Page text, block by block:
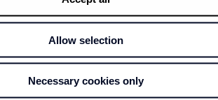
Allow selection
Necessary cookies only